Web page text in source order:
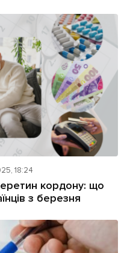
18:24
кордону: що
з березня